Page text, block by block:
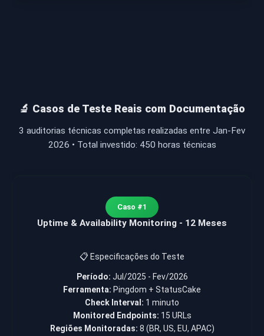
🔬 Casos de Teste Reais com Documentação
3 auditorias técnicas completas realizadas entre Jan-Fev
2026 • Total investido: 450 horas técnicas
Caso #1
Uptime & Availability Monitoring - 12 Meses
📋 Especificações do Teste
Período: Jul/2025 - Fev/2026
Ferramenta: Pingdom + StatusCake
Check Interval: 1 minuto
Monitored Endpoints: 15 URLs
Regiões Monitoradas: 8 (BR, US, EU, APAC)